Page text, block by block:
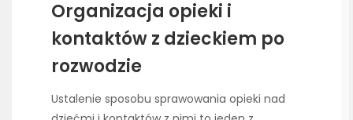
Organizacja opieki i
kontaktów z dzieckiem po
rozwodzie
Ustalenie sposobu sprawowania opieki nad